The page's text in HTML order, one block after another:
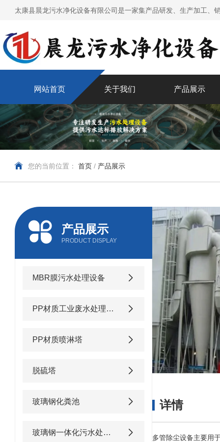
太康县晨龙污水净化设备有限公司是一家集产品研发、生产加工
网站首页 关于我们 产品展示
您的当前位置： 首页 / 产品展示
产品展示
PRODUCT DISPLAY
MBR膜污水处理设备
PP材质工业废水处理设备
PP材质喷淋塔
脱硫塔
玻璃钢化粪池
玻璃钢一体化污水处理设备
详情
多管除尘设备主要用